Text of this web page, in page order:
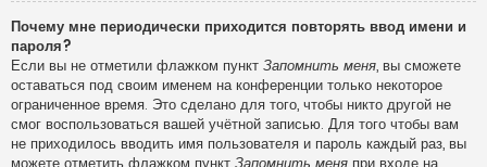
Почему мне периодически приходится повторять ввод имени и
пароля?
Если вы не отметили флажком пункт Запомнить меня, вы сможете
оставаться под своим именем на конференции только некоторое
ограниченное время. Это сделано для того, чтобы никто другой не
смог воспользоваться вашей учётной записью. Для того чтобы вам
не приходилось вводить имя пользователя и пароль каждый раз, вы